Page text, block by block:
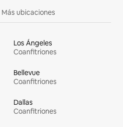
Más ubicaciones
Los Ángeles
Coanfitriones
Bellevue
Coanfitriones
Dallas
Coanfitriones